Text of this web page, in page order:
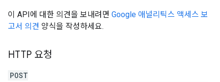
이 API에 대한 의견을 보내려면 Google 애널리틱스 액세스 보
고서 의견 양식을 작성하세요.
HTTP 요청
POST